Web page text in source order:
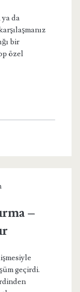
ya da
bir
özel
–
geçirdi.